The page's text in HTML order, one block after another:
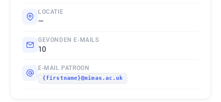
LOCATIE
—
GEVONDEN E-MAILS
10
E-MAIL PATROON
{firstname}@mimas.ac.uk